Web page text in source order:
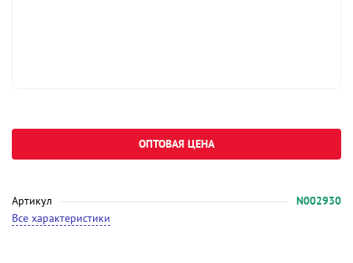
Артикул
N002930
Все характеристики
ОПТОВАЯ ЦЕНА